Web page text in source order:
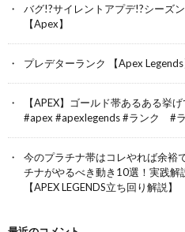
バグ!?サイレントアプデ!?シーズ
【Apex】
プレデターランク 【Apex Legends
【APEX】ゴールド帯あるある挙
#apex #apexlegends #ランク #
今のプラチナ帯はコレやれば余裕
チナがやるべき動き10選！実践解
【APEX LEGENDS立ち回り解説】